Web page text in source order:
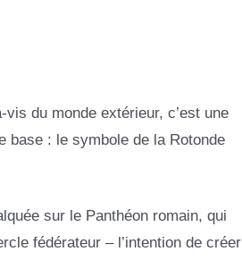
du monde extérieur, c’est une
base : le symbole de la Rotonde
sur le Panthéon romain, qui
fédérateur – l’intention de créer